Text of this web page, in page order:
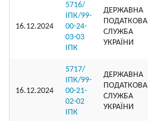
16.12.2024
5716/
ІПК/99-
00-24-
03-03
ІПК
ДЕРЖАВНА
ПОДАТКОВА
СЛУЖБА
УКРАЇНИ
16.12.2024
5717/
ІПК/99-
00-21-
02-02
ІПК
ДЕРЖАВНА
ПОДАТКОВА
СЛУЖБА
УКРАЇНИ